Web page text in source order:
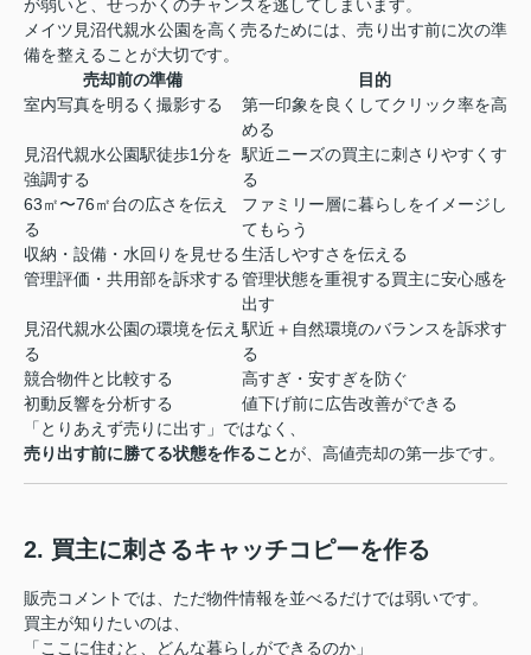
が弱いと、せっかくのチャンスを逃してしまいます。
メイツ見沼代親水公園を高く売るためには、売り出す前に次の準
備を整えることが大切です。
売却前の準備
目的
室内写真を明るく撮影する
第一印象を良くしてクリック率を高
める
見沼代親水公園駅徒歩1分を
強調する
駅近ニーズの買主に刺さりやすくす
る
63㎡〜76㎡台の広さを伝え
る
ファミリー層に暮らしをイメージし
てもらう
収納・設備・水回りを見せる 生活しやすさを伝える
管理評価・共用部を訴求する 管理状態を重視する買主に安心感を
出す
見沼代親水公園の環境を伝え
る
駅近＋自然環境のバランスを訴求す
る
競合物件と比較する
高すぎ・安すぎを防ぐ
初動反響を分析する
値下げ前に広告改善ができる
「とりあえず売りに出す」ではなく、
売り出す前に勝てる状態を作ることが、高値売却の第一歩です。
2. 買主に刺さるキャッチコピーを作る
販売コメントでは、ただ物件情報を並べるだけでは弱いです。
買主が知りたいのは、
「ここに住むと、どんな暮らしができるのか」